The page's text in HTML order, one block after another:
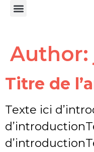
Author:
Titre de
Texte ici